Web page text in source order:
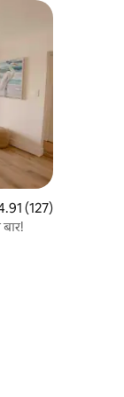
रेटिंग 5 में से 4.91,
(127)